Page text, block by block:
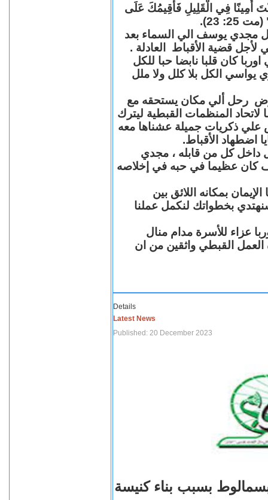
أَمِينًا فِي الْقَلِيلِ فَأُقِيمُكَ عَلَى
23).
مجدي يوسف الي السماء بعد
قضية الأقباط العادلة .
كان قلبا نابضا حبا للكل
يواسي الكل بلا كلل ولا ملل
رحل ألي مكان يستحقه مع
المنظمات القبطية ليترك
علي ذكريات جميلة عشناها معه
اضطهاد الأقباط.
داخل كل من قابله ، مجدي
عظيما في حبه في إخلاصه
بمكانه اللائق بين
بخطواتك لنكمل عملنا
عزاء للأسرة مدام منال
العمل القبطي واثقين من ان
Details
Latest News
Published: 20 December 2023
بسبب بناء كنيسة